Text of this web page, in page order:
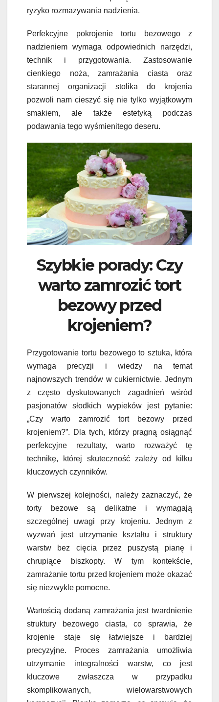
ryzyko rozmazywania nadzienia.
Perfekcyjne pokrojenie tortu bezowego z
nadzieniem wymaga odpowiednich narzędzi,
technik i przygotowania. Zastosowanie
cienkiego noża, zamrażania ciasta oraz
starannej organizacji stolika do krojenia
pozwoli nam cieszyć się nie tylko wyjątkowym
smakiem, ale także estetyką podczas
podawania tego wyśmienitego deseru.
Szybkie porady: Czy
warto zamrozić tort
bezowy przed
krojeniem?
Przygotowanie tortu bezowego to sztuka, która
wymaga precyzji i wiedzy na temat
najnowszych trendów w cukiernictwie. Jednym
z często dyskutowanych zagadnień wśród
pasjonatów słodkich wypieków jest pytanie:
„Czy warto zamrozić tort bezowy przed
krojeniem?”. Dla tych, którzy pragną osiągnąć
perfekcyjne rezultaty, warto rozważyć tę
technikę, której skuteczność zależy od kilku
kluczowych czynników.
W pierwszej kolejności, należy zaznaczyć, że
torty bezowe są delikatne i wymagają
szczególnej uwagi przy krojeniu. Jednym z
wyzwań jest utrzymanie kształtu i struktury
warstw bez cięcia przez puszystą pianę i
chrupiące biszkopty. W tym kontekście,
zamrażanie tortu przed krojeniem może okazać
się niezwykle pomocne.
Wartością dodaną zamrażania jest twardnienie
struktury bezowego ciasta, co sprawia, że
krojenie staje się łatwiejsze i bardziej
precyzyjne. Proces zamrażania umożliwia
utrzymanie integralności warstw, co jest
kluczowe zwłaszcza w przypadku
skomplikowanych, wielowarstwowych